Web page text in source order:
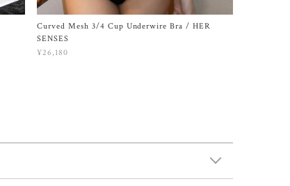
Curved Mesh 3/4 Cup Underwire Bra / HER
SENSES
¥26,180